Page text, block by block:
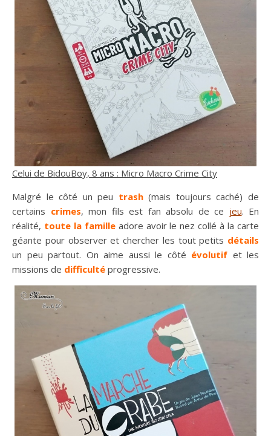
Celui de BidouBoy, 8 ans : Micro Macro Crime City
Malgré le côté un peu trash (mais toujours caché) de
certains crimes, mon fils est fan absolu de ce jeu. En
réalité, toute la familleadore avoir le nez collé à la carte
géante pour observer et chercher les tout petits détails
un peu partout. On aime aussi le côté évolutif et les
missions de difficulté progressive.